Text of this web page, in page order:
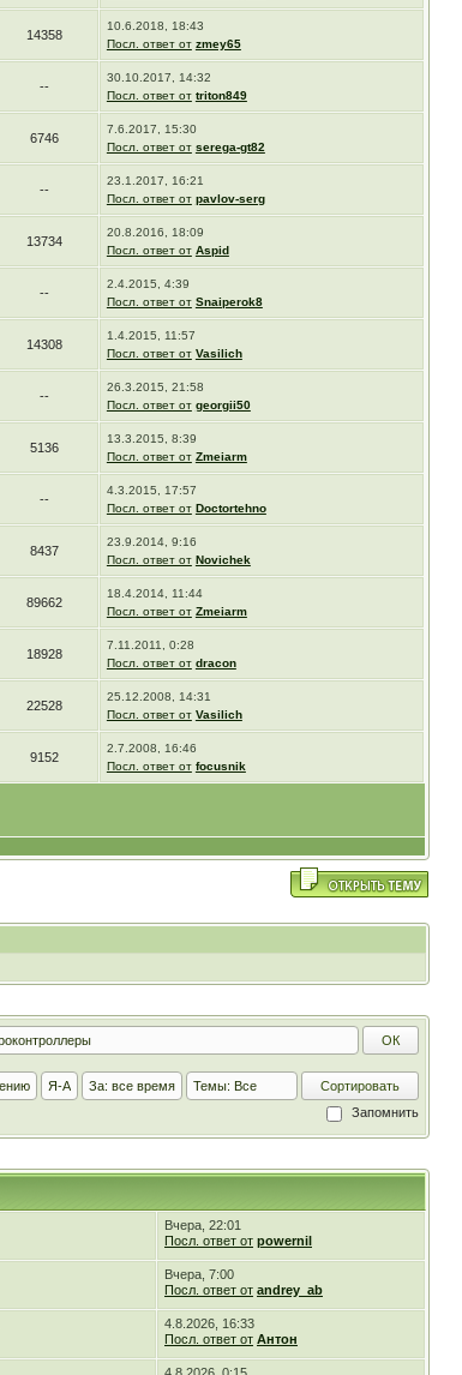
14358
10.6.2018, 18:43
Посл. ответ от zmey65
--
30.10.2017, 14:32
Посл. ответ от triton849
6746
7.6.2017, 15:30
Посл. ответ от serega-gt82
--
23.1.2017, 16:21
Посл. ответ от pavlov-serg
13734
20.8.2016, 18:09
Посл. ответ от Aspid
--
2.4.2015, 4:39
Посл. ответ от Snaiperok8
14308
1.4.2015, 11:57
Посл. ответ от Vasilich
--
26.3.2015, 21:58
Посл. ответ от georgii50
5136
13.3.2015, 8:39
Посл. ответ от Zmeiarm
--
4.3.2015, 17:57
Посл. ответ от Doctortehno
8437
23.9.2014, 9:16
Посл. ответ от Novichek
89662
18.4.2014, 11:44
Посл. ответ от Zmeiarm
18928
7.11.2011, 0:28
Посл. ответ от dracon
22528
25.12.2008, 14:31
Посл. ответ от Vasilich
9152
2.7.2008, 16:46
Посл. ответ от focusnik
Запомнить
Вчера, 22:01
Посл. ответ от powernil
Вчера, 7:00
Посл. ответ от andrey_ab
4.8.2026, 16:33
Посл. ответ от Антон